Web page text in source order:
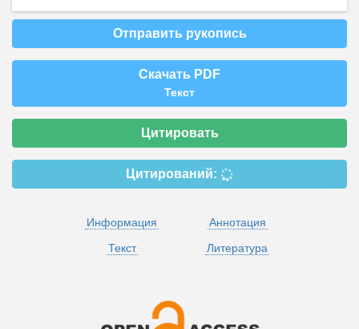
Отправить рукопись
Скачать PDF
Текст
Цитировать
Цитирований:
Информация
Аннотация
Текст
Литература